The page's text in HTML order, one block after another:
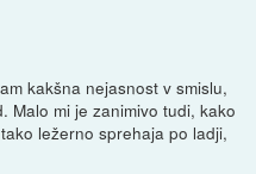
kakšna nejasnost v smislu,
Malo mi je zanimivo tudi, kako
ležerno sprehaja po ladji,